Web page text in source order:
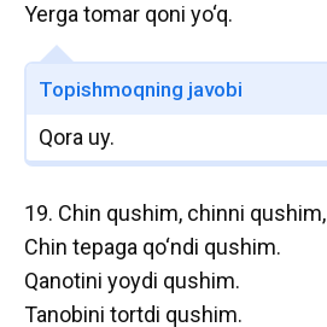
Yerga tomar qoni yo‘q.
Topishmoqning javobi
Qora uy.
19. Chin qushim, chinni qushim,
Chin tepaga qo‘ndi qushim.
Qanotini yoydi qushim.
Tanobini tortdi qushim.